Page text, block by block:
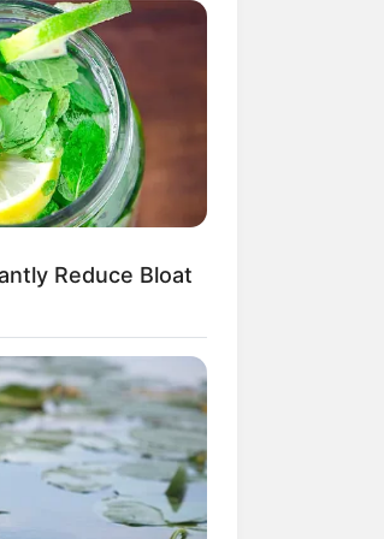
hingegen
Alpen zu sehen
grenzt im Osten
Die
Areal unter
regeln
verwinkelten
Reduce Bloat